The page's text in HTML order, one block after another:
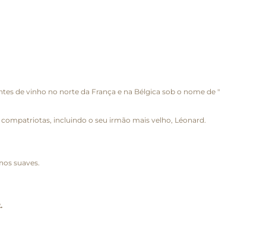
de vinho no norte da França e na Bélgica sob o nome de "
incluindo o seu irmão mais velho, Léonard.
suaves.